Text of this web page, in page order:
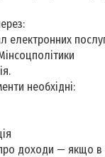
електронних
необхідні:
доходи — якщо в